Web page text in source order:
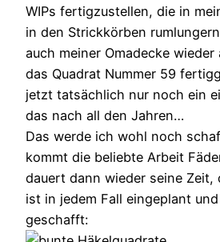
WIPs fertigzustellen, die in
in den Strickkörben
auch meiner Omadecke
das Quadrat Nummer 59
jetzt tatsächlich nur noch ein
das nach all den Jahren…
Das werde ich wohl noch
kommt die beliebte Arbeit
dauert dann wieder seine Zeit,
ist in jedem Fall eingeplant
geschafft: